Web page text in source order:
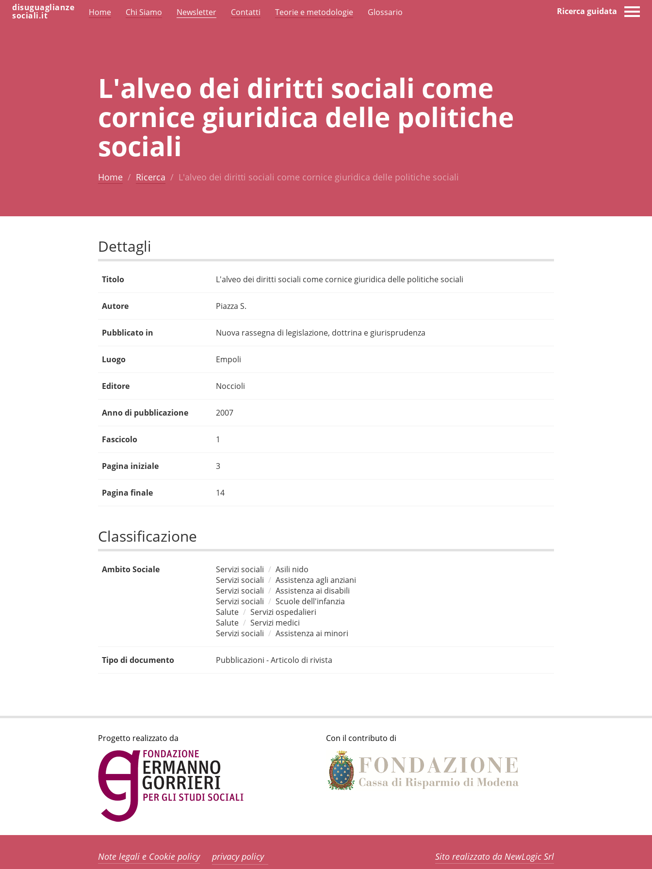
disuguaglianze
sociali.it Home Chi Siamo Newsletter Contatti Teorie e metodologie Glossario Ricerca guidata
L'alveo dei diritti sociali come
cornice giuridica delle politiche
sociali
Home Ricerca L'alveo dei diritti sociali come cornice giuridica delle politiche sociali
Dettagli
Titolo L'alveo dei diritti sociali come cornice giuridica delle politiche sociali
Autore Piazza S.
Pubblicato in Nuova rassegna di legislazione, dottrina e giurisprudenza
Luogo Empoli
Editore Noccioli
Anno di pubblicazione 2007
Fascicolo 1
Pagina iniziale 3
Pagina finale 14
Classificazione
Ambito Sociale Servizi sociali
Asili nido
Servizi sociali
Assistenza agli anziani
Servizi sociali
Assistenza ai disabili
Servizi sociali
Scuole dell'infanzia
Salute
Servizi ospedalieri
Salute
Servizi medici
Servizi sociali
Assistenza ai minori
Tipo di documento Pubblicazioni - Articolo di rivista
Progetto realizzato da Con il contributo di
Note legali e Cookie policy privacy policy Sito realizzato da NewLogic Srl